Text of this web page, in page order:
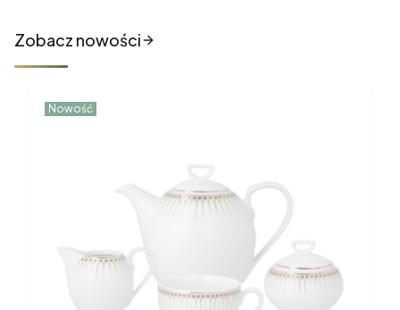
Zobacz nowości
Nowość